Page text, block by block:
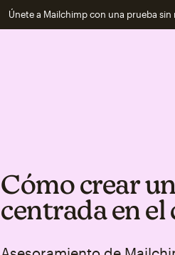
Únete a Mailchimp con una prueba sin
Cómo crear
centrada en el